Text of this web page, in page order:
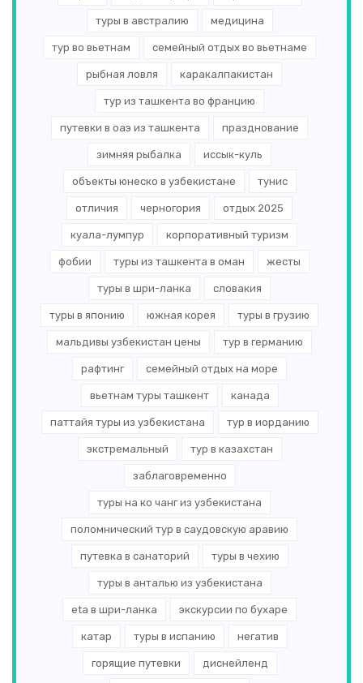
туры в австралию медицина
тур во вьетнам семейный отдых во вьетнаме
рыбная ловля каракалпакистан
тур из ташкента во францию
путевки в оаэ из ташкента празднование
зимняя рыбалка иссык-куль
объекты юнеско в узбекистане тунис
отличия черногория отдых 2025
куала-лумпур корпоративный туризм
фобии туры из ташкента в оман жесты
туры в шри-ланка словакия
туры в японию южная корея туры в грузию
мальдивы узбекистан цены тур в германию
рафтинг семейный отдых на море
вьетнам туры ташкент канада
паттайя туры из узбекистана тур в иорданию
экстремальный тур в казахстан
заблаговременно
туры на ко чанг из узбекистана
поломнический тур в саудовскую аравию
путевка в санаторий туры в чехию
туры в анталью из узбекистана
eta в шри-ланка экскурсии по бухаре
катар туры в испанию негатив
горящие путевки диснейленд